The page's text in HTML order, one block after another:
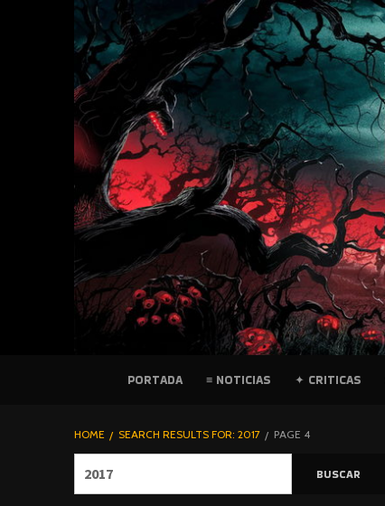
PELICULAS
BLOGHORROR
⋆
PORTADA ≡ NOTICIAS ✦ CRITICAS
HOME SEARCH RESULTS FOR: 2017 PAGE 4